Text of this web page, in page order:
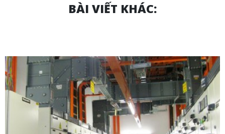
BÀI VIẾT KHÁC: